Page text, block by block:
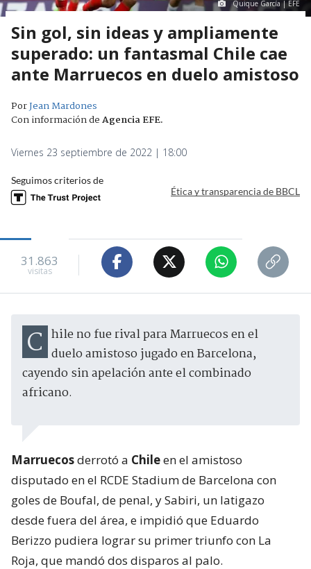
Quique García | EFE
Sin gol, sin ideas y ampliamente
superado: un fantasmal Chile cae
ante Marruecos en duelo amistoso
PorJean Mardones
Con información deAgencia EFE.
Viernes 23 septiembre de 2022 | 18:00
Seguimos criterios de
Ética y transparencia de BBCL
31.863
visitas
Chile no fue rival para Marruecos en el duelo amistoso jugado en Barcelona,
cayendo sin apelación ante el combinado
africano.
Marruecosderrotó a Chileen el amistoso
disputado en el RCDE Stadium de Barcelona con
goles de Boufal, de penal, y Sabiri, un latigazo
desde fuera del área, e impidió que Eduardo
Berizzo pudiera lograr su primer triunfo con La
Roja, que mandó dos disparos al palo.